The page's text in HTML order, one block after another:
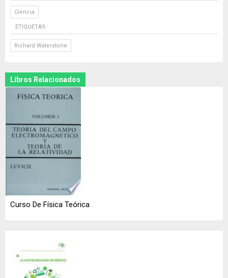
Ciencia
ETIQUETAS:
Richard Waterstone
Libros Relacionados
Curso De Física Teórica